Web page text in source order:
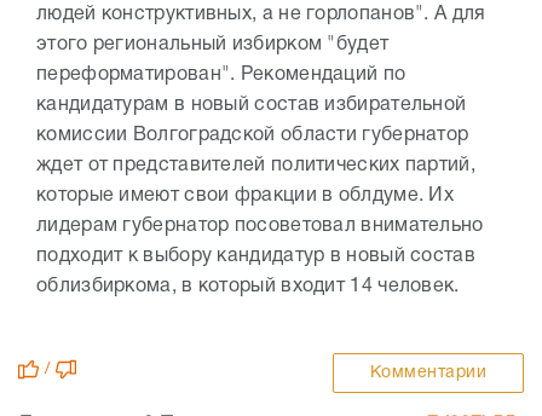
людей конструктивных, а не горлопанов". А для
этого региональный избирком "будет
переформатирован". Рекомендаций по
кандидатурам в новый состав избирательной
комиссии Волгоградской области губернатор
ждет от представителей политических партий,
которые имеют свои фракции в облдуме. Их
лидерам губернатор посоветовал внимательно
подходит к выбору кандидатур в новый состав
облизбиркома, в который входит 14 человек.
/ Комментарии